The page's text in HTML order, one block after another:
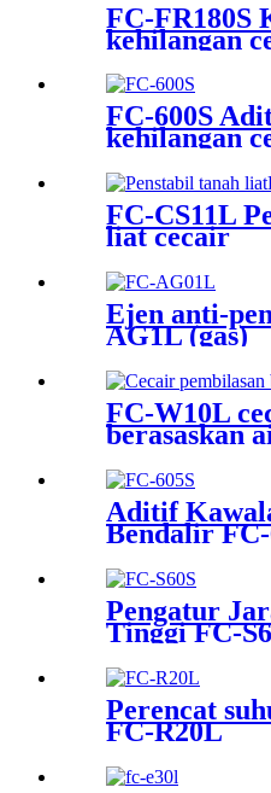
FC-FR180S
kehilangan
FC-600S
kehilangan
FC-CS11L
liat cecair
Ejen anti-
AG1L (gas)
FC-W10L
berasaskan
Aditif
Bendalir FC-
Pengatur
Tinggi FC-
Perencat
FC-R20L